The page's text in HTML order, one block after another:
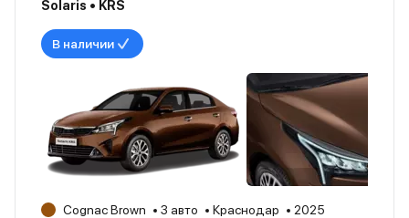
Solaris • KRS
В наличии
Cognac Brown 3 авто Краснодар
2025